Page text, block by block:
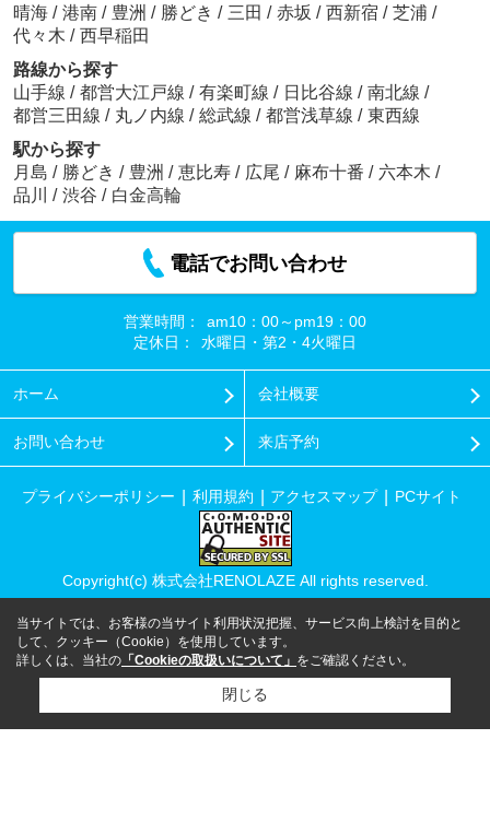
晴海 / 港南 / 豊洲 / 勝どき / 三田 / 赤坂 / 西新宿 / 芝浦 /
代々木 / 西早稲田
路線から探す
山手線 / 都営大江戸線 / 有楽町線 / 日比谷線 / 南北線 /
都営三田線 / 丸ノ内線 / 総武線 / 都営浅草線 / 東西線
駅から探す
月島 / 勝どき / 豊洲 / 恵比寿 / 広尾 / 麻布十番 / 六本木 /
品川
/ 渋谷 / 白金高輪
電話でお問い合わせ
営業時間：
am10：00～pm19：00
定休日：
水曜日・第2・4火曜日
ホーム 会社概要
お問い合わせ 来店予約
プライバシーポリシー 利用規約 アクセスマップ PCサイト
Copyright(c) 株式会社RENOLAZE All rights reserved.
当サイトでは、お客様の当サイト利用状況把握、サービス向上検討を目的と
して、クッキー（Cookie）を使用しています。
詳しくは、当社の 「Cookieの取扱いについて」 をご確認ください。
閉じる